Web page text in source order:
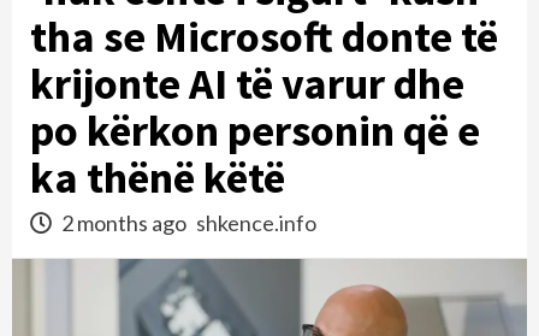
tha se Microsoft donte të
krijonte AI të varur dhe
po kërkon personin që e
ka thënë këtë
2 months ago shkence.info